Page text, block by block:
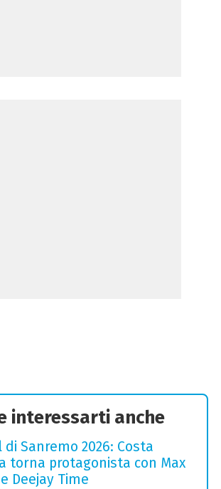
interessarti anche
di Sanremo 2026: Costa
torna protagonista con Max
Deejay Time